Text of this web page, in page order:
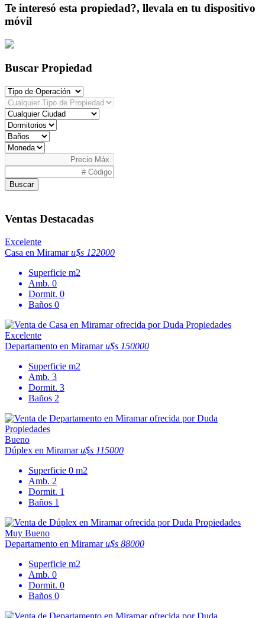
Te interesó esta propiedad?, llevala en tu dispositivo
móvil
Buscar Propiedad
Buscar
Ventas Destacadas
Excelente
Casa en Miramaru$s 122000
Superficie m2
Amb. 0
Dormit. 0
Baños 0
Excelente
Departamento en Miramaru$s 150000
Superficie m2
Amb. 3
Dormit. 3
Baños 2
Bueno
Dúplex en Miramaru$s 115000
Superficie 0 m2
Amb. 2
Dormit. 1
Baños 1
Muy Bueno
Departamento en Miramaru$s 88000
Superficie m2
Amb. 0
Dormit. 0
Baños 0